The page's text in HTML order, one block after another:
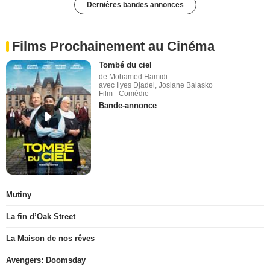
Dernières bandes annonces
Films Prochainement au Cinéma
Tombé du ciel
de Mohamed Hamidi
avec Ilyes Djadel, Josiane Balasko
Film - Comédie
Bande-annonce
Mutiny
La fin d’Oak Street
La Maison de nos rêves
Avengers: Doomsday